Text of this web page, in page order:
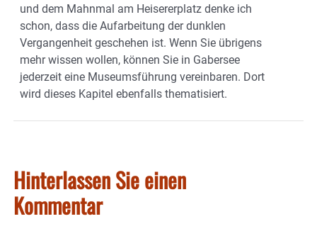
und dem Mahnmal am Heisererplatz denke ich
schon, dass die Aufarbeitung der dunklen
Vergangenheit geschehen ist. Wenn Sie übrigens
mehr wissen wollen, können Sie in Gabersee
jederzeit eine Museumsführung vereinbaren. Dort
wird dieses Kapitel ebenfalls thematisiert.
Hinterlassen Sie einen
Kommentar